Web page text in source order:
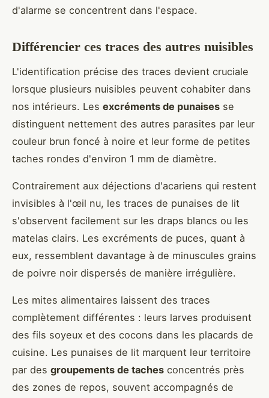
d'alarme se concentrent dans l'espace.
Différencier ces traces des autres nuisibles
L'identification précise des traces devient cruciale
lorsque plusieurs nuisibles peuvent cohabiter dans
nos intérieurs. Les excréments de punaises se
distinguent nettement des autres parasites par leur
couleur brun foncé à noire et leur forme de petites
taches rondes d'environ 1 mm de diamètre.
Contrairement aux déjections d'acariens qui restent
invisibles à l'œil nu, les traces de punaises de lit
s'observent facilement sur les draps blancs ou les
matelas clairs. Les excréments de puces, quant à
eux, ressemblent davantage à de minuscules grains
de poivre noir dispersés de manière irrégulière.
Les mites alimentaires laissent des traces
complètement différentes : leurs larves produisent
des fils soyeux et des cocons dans les placards de
cuisine. Les punaises de lit marquent leur territoire
par des groupements de taches concentrés près
des zones de repos, souvent accompagnés de